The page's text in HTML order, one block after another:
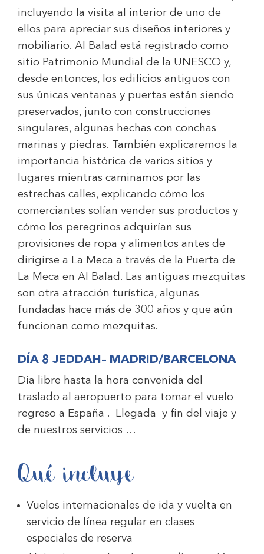
incluyendo la visita al interior de uno de
ellos para apreciar sus diseños interiores y
mobiliario. Al Balad está registrado como
sitio Patrimonio Mundial de la UNESCO y,
desde entonces, los edificios antiguos con
sus únicas ventanas y puertas están siendo
preservados, junto con construcciones
singulares, algunas hechas con conchas
marinas y piedras. También explicaremos la
importancia histórica de varios sitios y
lugares mientras caminamos por las
estrechas calles, explicando cómo los
comerciantes solían vender sus productos y
cómo los peregrinos adquirían sus
provisiones de ropa y alimentos antes de
dirigirse a La Meca a través de la Puerta de
La Meca en Al Balad. Las antiguas mezquitas
son otra atracción turística, algunas
fundadas hace más de 300 años y que aún
funcionan como mezquitas.
DÍA 8 JEDDAH– MADRID/BARCELONA
Dia libre hasta la hora convenida del
traslado al aeropuerto para tomar el vuelo
regreso a España . Llegada y fin del viaje y
de nuestros servicios …
Qué incluye
Vuelos internacionales de ida y vuelta en
servicio de línea regular en clases
especiales de reserva